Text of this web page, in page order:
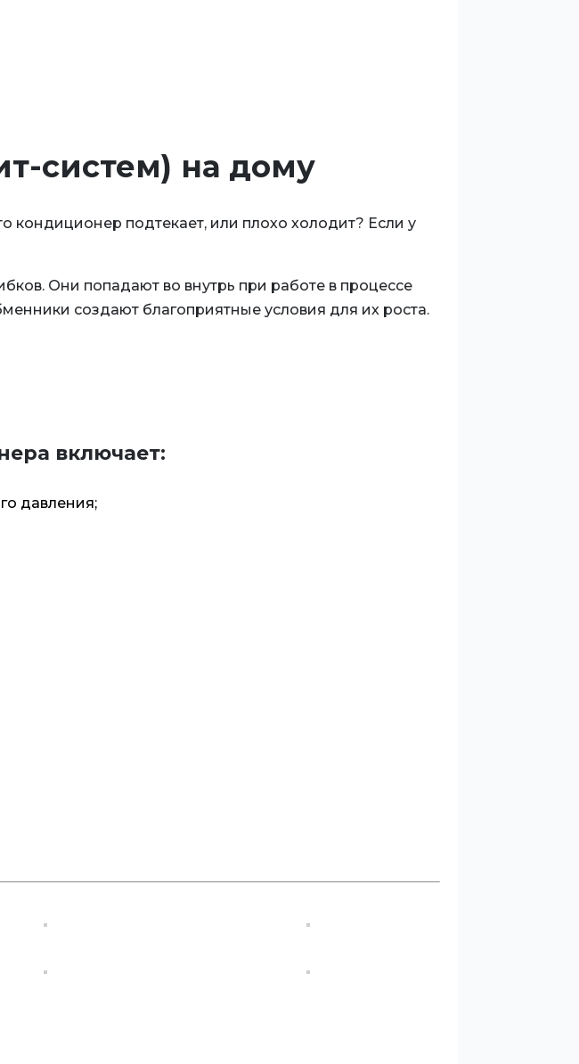
систем) на дому
кондиционер подтекает, или плохо холодит? Если у
Они попадают во внутрь при работе в процессе
создают благоприятные условия для их роста.
включает:
давления;